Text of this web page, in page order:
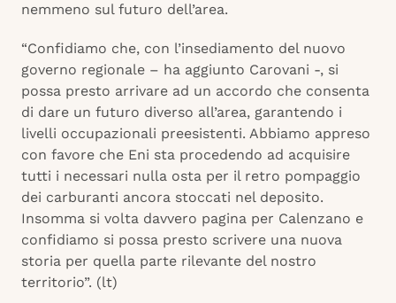
nemmeno sul futuro dell’area.
“Confidiamo che, con l’insediamento del nuovo
governo regionale – ha aggiunto Carovani -, si
possa presto arrivare ad un accordo che consenta
di dare un futuro diverso all’area, garantendo i
livelli occupazionali preesistenti. Abbiamo appreso
con favore che Eni sta procedendo ad acquisire
tutti i necessari nulla osta per il retro pompaggio
dei carburanti ancora stoccati nel deposito.
Insomma si volta davvero pagina per Calenzano e
confidiamo si possa presto scrivere una nuova
storia per quella parte rilevante del nostro
territorio”. (lt)